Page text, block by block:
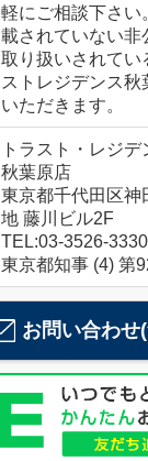
軽にご相談下さい
載されていない非
取り扱いされてい
ストレジデンス秋
いただきます。
トラスト・レジ
秋葉原店
東京都千代田区神
地 藤川ビル2F
TEL:03-3526-3330
東京都知事 (4) 第
お問い合わせ